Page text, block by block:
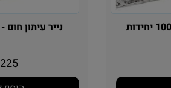
נייר עיתון חום - 1000 יחידות
225